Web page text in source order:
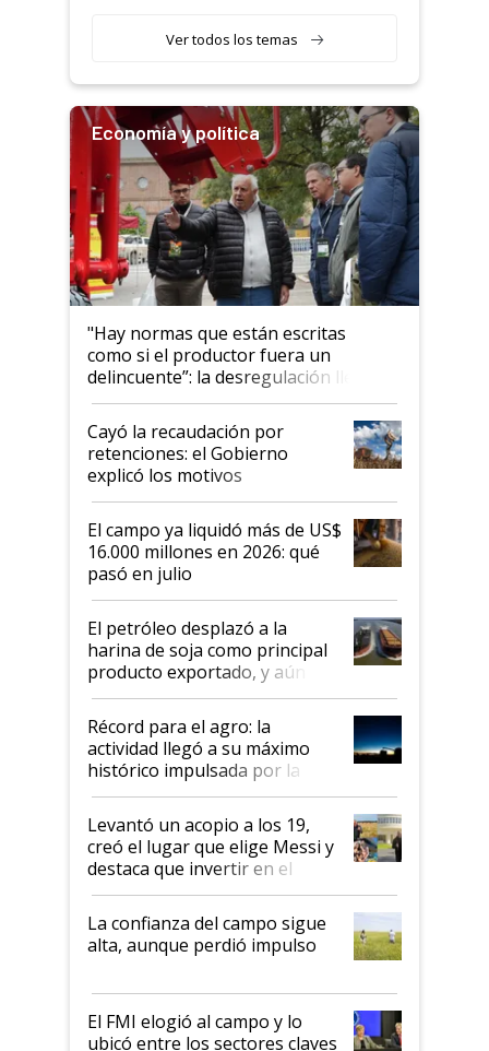
variedades que marcan un
salto tecnológico en genética y
Ver todos los temas
Economía y política
"Hay normas que están escritas
como si el productor fuera un
delincuente”: la desregulación llegó
al Congreso Aapresid y hasta se
habló del financiamiento al IPCVA
Cayó la recaudación por
retenciones: el Gobierno
explicó los motivos
El campo ya liquidó más de US$
16.000 millones en 2026: qué
pasó en julio
El petróleo desplazó a la
harina de soja como principal
producto exportado, y aún así
el agro aportó casi seis de cada
diez dólares y sostuvo el
liderazgo en un semestre
récord
Récord para el agro: la
actividad llegó a su máximo
histórico impulsada por la
cosecha y las exportaciones
Levantó un acopio a los 19,
creó el lugar que elige Messi y
destaca que invertir en el
kirchnerismo era como "darle
plata a un hijo para droga":
Juan Félix Rossetti, el libertario
que de una dura crisis salió
de Milei
La confianza del campo sigue
alta, aunque perdió impulso
El FMI elogió al campo y lo
ubicó entre los sectores claves